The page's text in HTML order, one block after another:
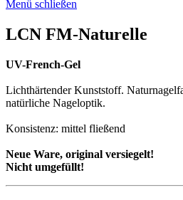
Menü schließen
LCN FM-Naturelle
UV-French-Gel
Lichthärtender Kunststoff.
natürliche Nageloptik.
Konsistenz: mittel fließend
Neue Ware, original versiegelt!
Nicht umgefüllt!